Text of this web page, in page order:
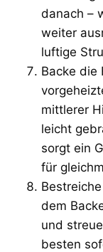
danach –
weiter
luftige
Backe die
mittlerer
leicht
sorgt ein
für
dem
und
besten